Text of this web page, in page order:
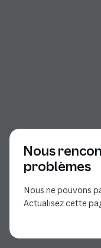
Nous
problèmes
Nous ne pouvons
Actualisez cette